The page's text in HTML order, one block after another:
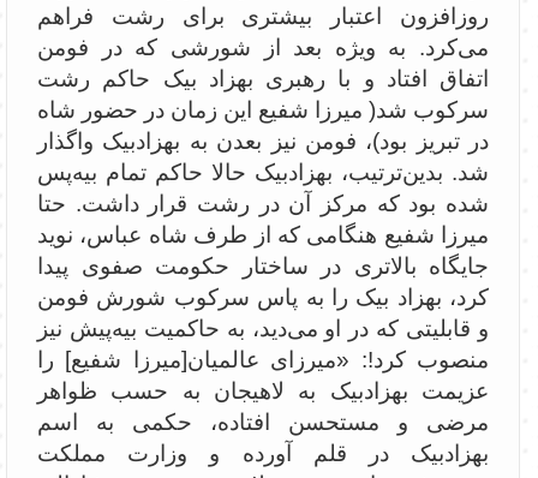
روزافزون اعتبار بیشتری برای رشت فراهم
می‌کرد. به ویژه بعد از شورشی که در فومن
اتفاق افتاد و با رهبری بهزاد بیک حاکم رشت
سرکوب شد( میرزا شفیع این زمان در حضور شاه
در تبریز بود)، فومن نیز بعدن به بهزادبیک واگذار
شد. بدین‌ترتیب، بهزادبیک حالا حاکم تمام بیه‌پس
شده بود که مرکز آن در رشت قرار داشت. حتا
میرزا شفیع هنگامی که از طرف شاه عباس، نوید
جایگاه بالاتری در ساختار حکومت صفوی پیدا
کرد، بهزاد بیک را به پاس سرکوب شورش فومن
و قابلیتی که در او می‌دید، به حاکمیت بیه‌پیش نیز
منصوب کرد!: «‌میرزای عالمیان[میرزا شفیع] را
عزیمت بهزاد‌بیک به لاهیجان به حسب ظواهر
مرضی و مستحسن افتاده، حکمی به اسم
بهزاد‌بیک در قلم آورده و وزارت مملکت